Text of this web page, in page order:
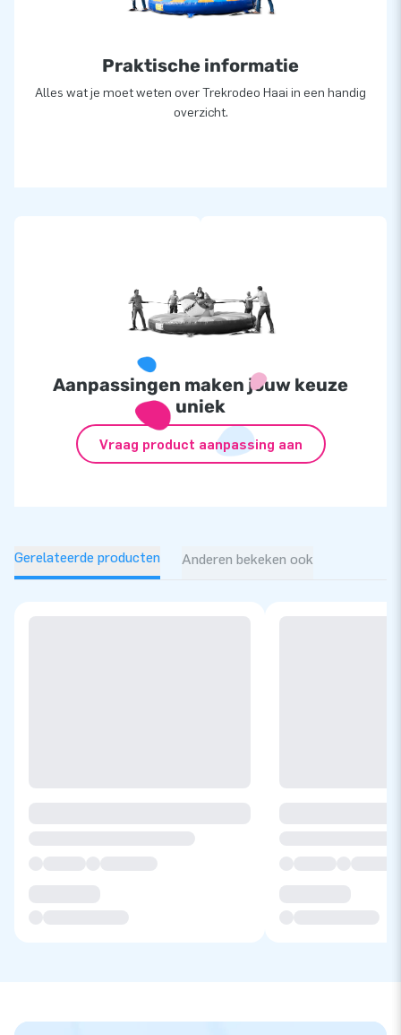
Praktische informatie
Alles wat je moet weten over Trekrodeo Haai in een handig
overzicht.
Aanpassingen maken jouw keuze
uniek
Vraag product aanpassing aan
Gerelateerde producten Anderen bekeken ook